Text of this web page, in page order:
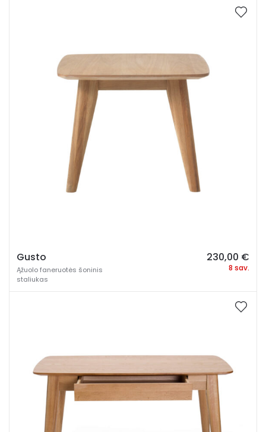
Gusto
Ąžuolo faneruotės šoninis
staliukas
230,00 €
8 sav.